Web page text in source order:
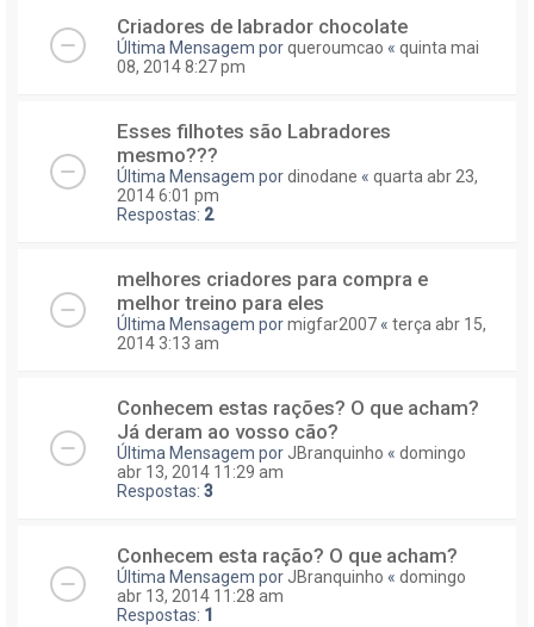
Criadores de labrador chocolate
Última Mensagem porqueroumcao « quinta mai
08, 2014 8:27 pm
Esses filhotes são Labradores
mesmo???
Última Mensagem pordinodane « quarta abr 23,
2014 6:01 pm
Respostas: 2
melhores criadores para compra e
melhor treino para eles
Última Mensagem pormigfar2007 « terça abr 15,
2014 3:13 am
Conhecem estas rações? O que acham?
Já deram ao vosso cão?
Última Mensagem por JBranquinho « domingo
abr 13, 2014 11:29 am
Respostas: 3
Conhecem esta ração? O que acham?
Última Mensagem por JBranquinho « domingo
abr 13, 2014 11:28 am
Respostas: 1